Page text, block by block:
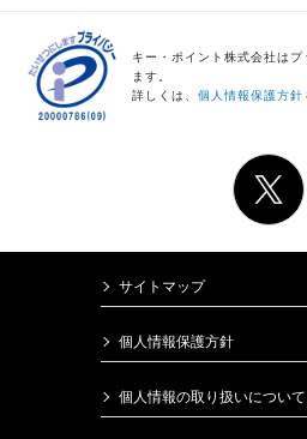
キー・ポイント株式会社は
ます。
詳しくは、個人情報保護方針
サイトマップ
個人情報保護方針
個人情報の取り扱いについて